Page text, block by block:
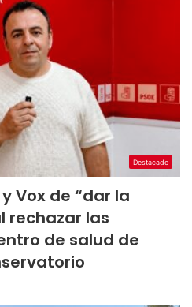
Destacado
y Vox de “dar la
rechazar las
de salud de